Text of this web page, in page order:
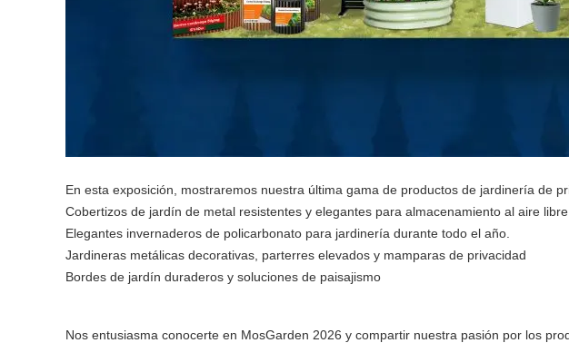
En esta exposición, mostraremos nuestra última gama de productos de jardinería de
Cobertizos de jardín de metal resistentes y elegantes para almacenamiento al aire libre.
Elegantes invernaderos de policarbonato para jardinería durante todo el año.
Jardineras metálicas decorativas, parterres elevados y mamparas de privacidad
Bordes de jardín duraderos y soluciones de paisajismo
Nos entusiasma conocerte en MosGarden 2026 y compartir nuestra pasión por los